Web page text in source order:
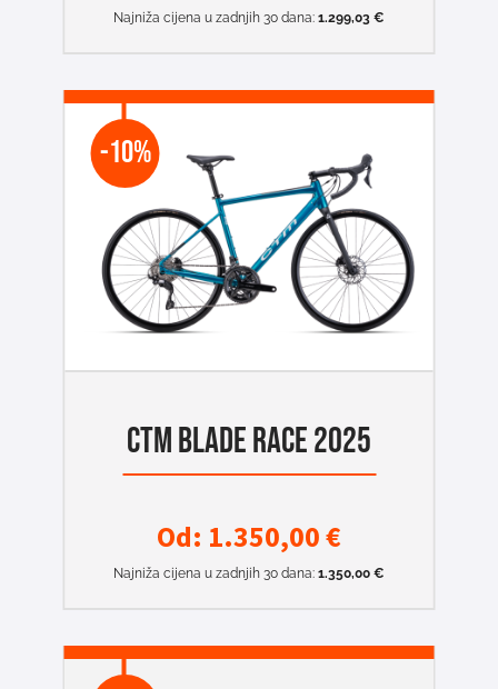
Najniža cijena u zadnjih 30 dana: 1.299,03 €
-10%
CTM BLADE RACE 2025
Od: 1.350,00€
Najniža cijena u zadnjih 30 dana: 1.350,00 €